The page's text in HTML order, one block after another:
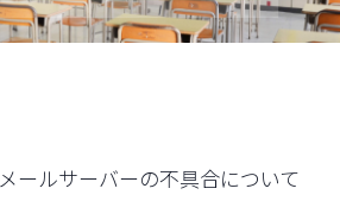
メールサーバーの不具合について